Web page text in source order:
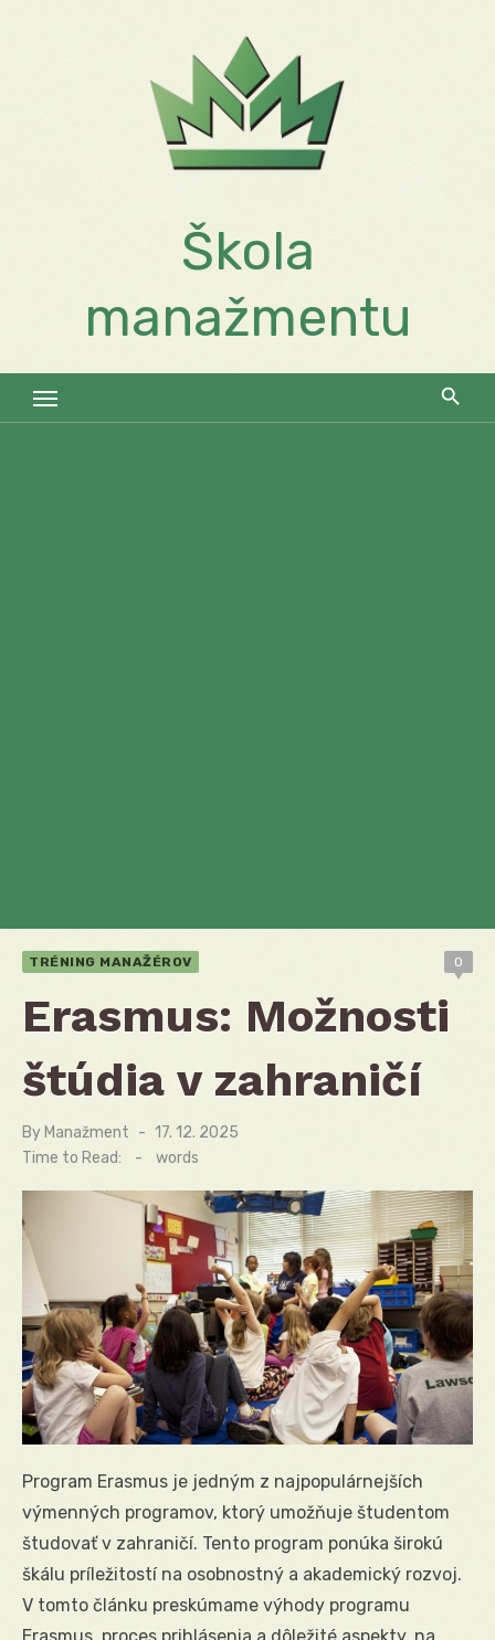
Škola
manažmentu
TRÉNING MANAŽÉROV 0
Erasmus: Možnosti
štúdia v zahraničí
By Manažment
Posted
on
17. 12. 2025
Time to Read:
- words
Program Erasmus je jedným z najpopulárnejších
výmenných programov, ktorý umožňuje študentom
študovať v zahraničí. Tento program ponúka širokú
škálu príležitostí na osobnostný a akademický rozvoj.
V tomto článku preskúmame výhody programu
Erasmus, proces prihlásenia a dôležité aspekty, na